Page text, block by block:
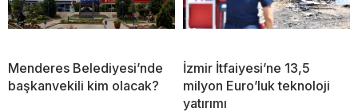
Menderes Belediyesi’nde
başkanvekili kim olacak?
İzmir İtfaiyesi’ne 13,5
milyon Euro’luk teknoloji
yatırımı